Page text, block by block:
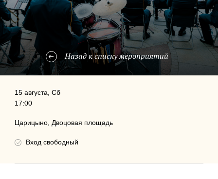
Назад к списку мероприятий
15 августа, Сб
17:00
Царицыно, Двоцовая площадь
Вход свободный